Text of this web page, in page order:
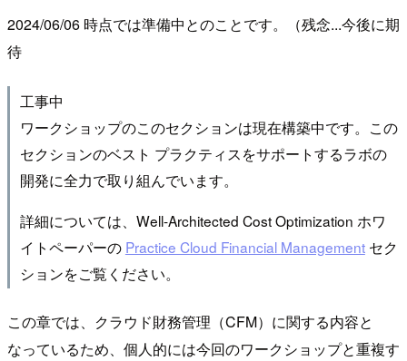
2024/06/06 時点では準備中とのことです。（残念...今後に期
待
工事中
ワークショップのこのセクションは現在構築中です。この
セクションのベスト プラクティスをサポートするラボの
開発に全力で取り組んでいます。
詳細については、Well-Architected Cost Optimization ホワ
イトペーパーの Practice Cloud Financial Managementセク
ションをご覧ください。
この章では、クラウド財務管理（CFM）に関する内容と
なっているため、個人的には今回のワークショップと重複す